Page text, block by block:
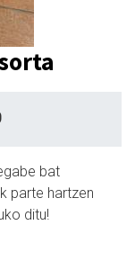
bat
parte hartzen
ditu!